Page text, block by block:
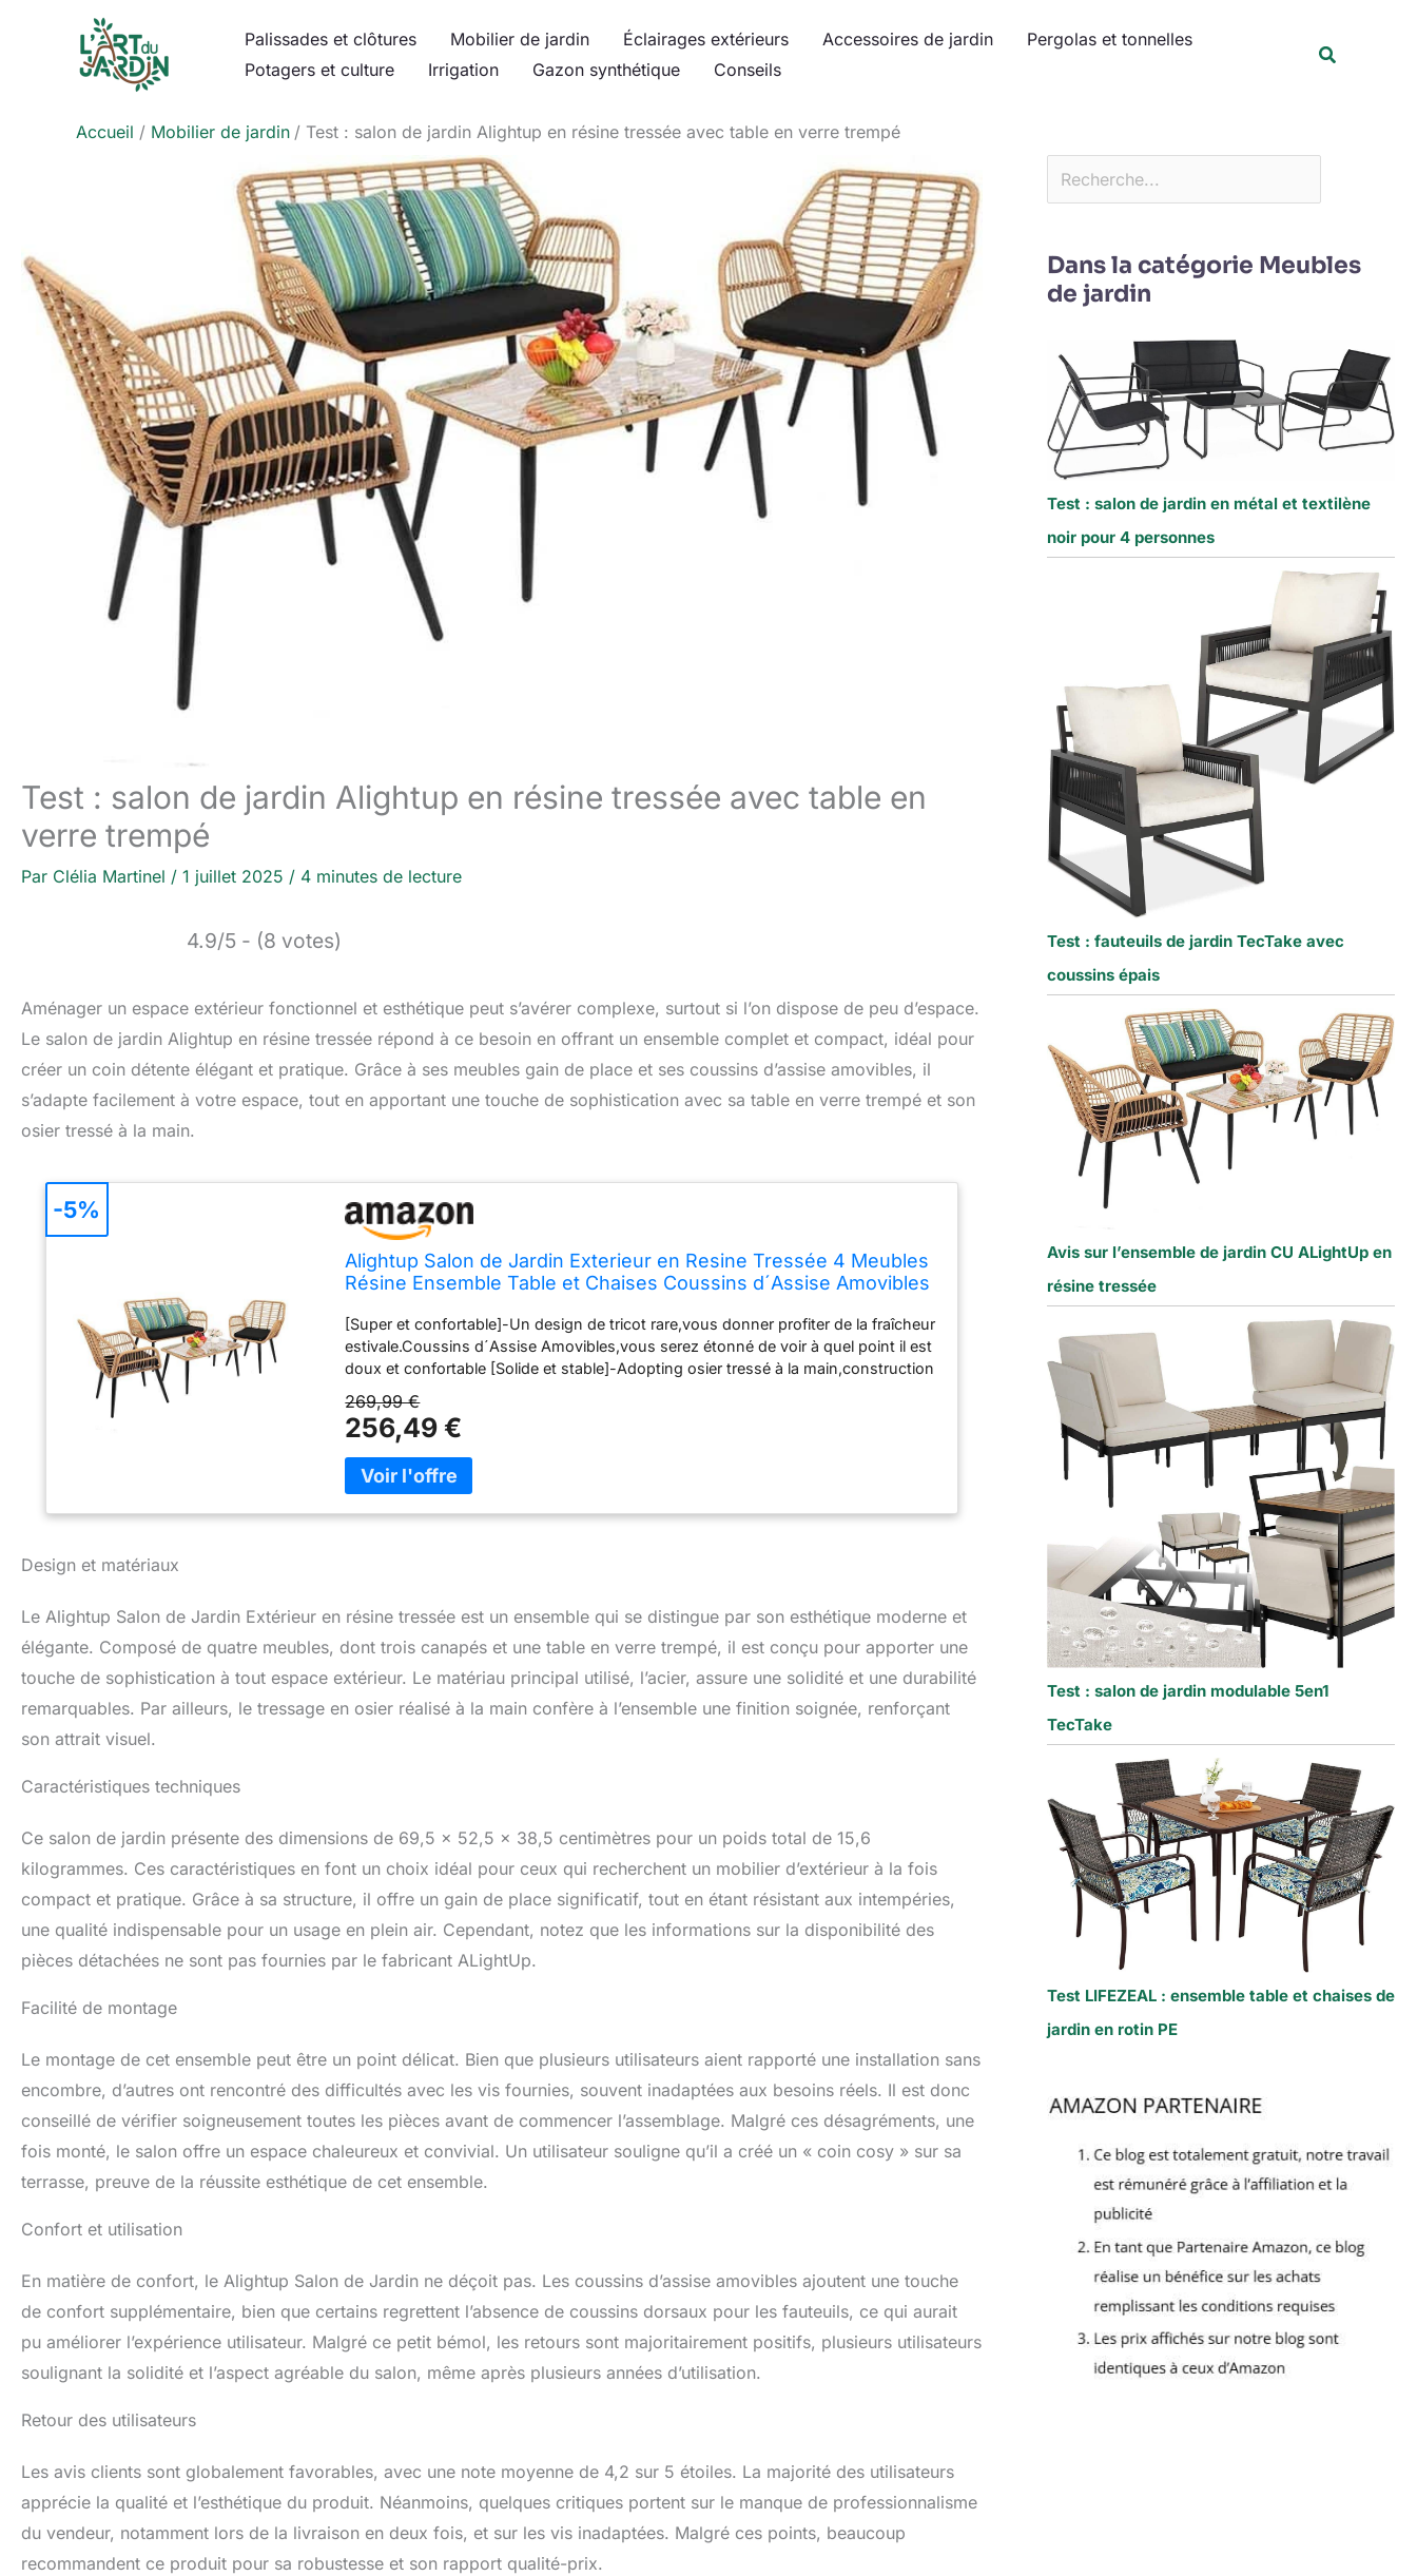
Palissades et clôtures Mobilier de jardin Éclairages extérieurs Accessoires de jardin
Pergolas et tonnelles
Potagers et culture
Irrigation Gazon synthétique Conseils
Accueil Mobilier de jardin Test : salon de jardin Alightup en résine tressée avec table en verre trempé
Test : salon de jardin Alightup en résine tressée avec table en
verre trempé
Par Clélia Martinel / 1 juillet 2025 / 4 minutes de lecture
4.9/5 - (8 votes)
Aménager un espace extérieur fonctionnel et esthétique peut s’avérer complexe, surtout si l’on dispose de peu d’espace.
Le salon de jardin Alightup en résine tressée répond à ce besoin en offrant un ensemble complet et compact, idéal pour
créer un coin détente élégant et pratique. Grâce à ses meubles gain de place et ses coussins d’assise amovibles, il
s’adapte facilement à votre espace, tout en apportant une touche de sophistication avec sa table en verre trempé et son
osier tressé à la main.
Alightup Salon de Jardin Exterieur en Resine Tressée 4 Meubles
Résine Ensemble Table et Chaises Coussins d´Assise Amovibles
la Main
[Super et confortable]-Un design de tricot rare,vous donner profiter de la fraîcheur
estivale.Coussins d´Assise Amovibles,vous serez étonné de voir à quel point il est
doux et confortable [Solide et stable]-Adopting osier tressé à la main,construction
nous contacter si vous avez des questions [Gain de place]-Le canapé simple
mesure 68.5 x 67 x 87 cm (L x l x h).La chaise Loveseat mesure 123 x 67 x 87 cm
(L x l x h).La table basse mesure 93 x 55 x 42 cm (L x l x h). [Nettoyage facile]-
L'Ensemble peut être facilement lavé avec un tuyau flexible. Il est également
soleil [Facile à assembler]-Salon de jardin exterieur en resine avec tous les
269,99 €
256,49 €
-5%
Design et matériaux
Le Alightup Salon de Jardin Extérieur en résine tressée est un ensemble qui se distingue par son esthétique moderne et
élégante. Composé de quatre meubles, dont trois canapés et une table en verre trempé, il est conçu pour apporter une
touche de sophistication à tout espace extérieur. Le matériau principal utilisé, l’acier, assure une solidité et une durabilité
remarquables. Par ailleurs, le tressage en osier réalisé à la main confère à l’ensemble une finition soignée, renforçant
son attrait visuel.
Caractéristiques techniques
Ce salon de jardin présente des dimensions de 69,5 x 52,5 x 38,5 centimètres pour un poids total de 15,6
kilogrammes. Ces caractéristiques en font un choix idéal pour ceux qui recherchent un mobilier d’extérieur à la fois
compact et pratique. Grâce à sa structure, il offre un gain de place significatif, tout en étant résistant aux intempéries,
une qualité indispensable pour un usage en plein air. Cependant, notez que les informations sur la disponibilité des
pièces détachées ne sont pas fournies par le fabricant ALightUp.
Facilité de montage
Le montage de cet ensemble peut être un point délicat. Bien que plusieurs utilisateurs aient rapporté une installation sans
encombre, d’autres ont rencontré des difficultés avec les vis fournies, souvent inadaptées aux besoins réels. Il est donc
conseillé de vérifier soigneusement toutes les pièces avant de commencer l’assemblage. Malgré ces désagréments, une
fois monté, le salon offre un espace chaleureux et convivial. Un utilisateur souligne qu’il a créé un « coin cosy » sur sa
terrasse, preuve de la réussite esthétique de cet ensemble.
Confort et utilisation
En matière de confort, le Alightup Salon de Jardin ne déçoit pas. Les coussins d’assise amovibles ajoutent une touche
de confort supplémentaire, bien que certains regrettent l’absence de coussins dorsaux pour les fauteuils, ce qui aurait
pu améliorer l’expérience utilisateur. Malgré ce petit bémol, les retours sont majoritairement positifs, plusieurs utilisateurs
soulignant la solidité et l’aspect agréable du salon, même après plusieurs années d’utilisation.
Retour des utilisateurs
Les avis clients sont globalement favorables, avec une note moyenne de 4,2 sur 5 étoiles. La majorité des utilisateurs
apprécie la qualité et l’esthétique du produit. Néanmoins, quelques critiques portent sur le manque de professionnalisme
du vendeur, notamment lors de la livraison en deux fois, et sur les vis inadaptées. Malgré ces points, beaucoup
recommandent ce produit pour sa robustesse et son rapport qualité-prix.
Dans la catégorie Meubles
de jardin
Test : salon de jardin en métal et textilène
noir pour 4 personnes
Test : fauteuils de jardin TecTake avec
coussins épais
Avis sur l’ensemble de jardin CU ALightUp en
résine tressée
Test : salon de jardin modulable 5en1
TecTake
Test LIFEZEAL : ensemble table et chaises de
jardin en rotin PE